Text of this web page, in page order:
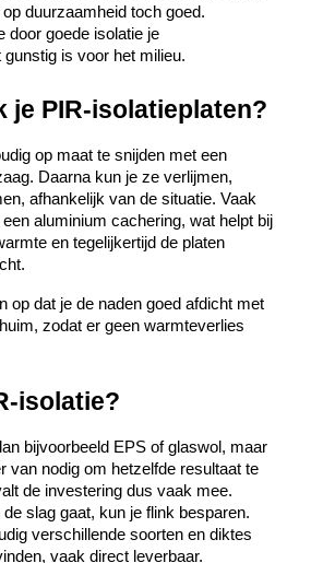
duurzaamheid toch goed.
door goede isolatie je
is voor het milieu.
je PIR-isolatieplaten?
op maat te snijden met een
Daarna kun je ze verlijmen,
afhankelijk van de situatie. Vaak
aluminium cachering, wat helpt bij
en tegelijkertijd de platen
op dat je de naden goed afdicht met
zodat er geen warmteverlies
isolatie?
bijvoorbeeld EPS of glaswol, maar
van nodig om hetzelfde resultaat te
de investering dus vaak mee.
slag gaat, kun je flink besparen.
verschillende soorten en diktes
vaak direct leverbaar.